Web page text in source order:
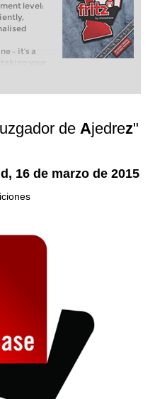
level:
– it’s a
your
or already
you can
with a
de Ajedrez"
16 de marzo de 2015